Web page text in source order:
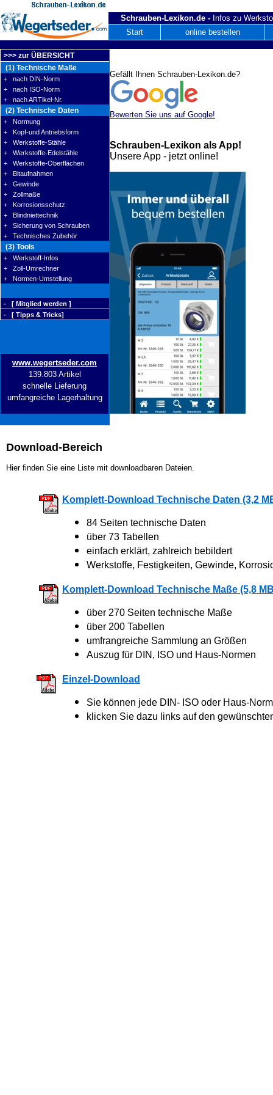
Schrauben-Lexikon.de - Infos zu
Start
online bestellen
>>> zur ÜBERSICHT
(1) Technische Maße
+ nach DIN-Norm
+ nach ISO-Norm
+ nach ARTikel-Nr.
(2) Technische Daten
+ Normung
+ Kopf-und Antriebsform
+ Werkstoffe-Stähle
+ Werkstoffe-Edelstähle
+ Werkstoffe-Oberflächen
+ Bitaufnahmen
+ Gewinde
+ Zollmaße
+ Korrosionsschutz
+ Blindniettechnik
+ Sicherung von Schrauben
+ Technisches Zubehör
(3) Tools
+ Werkstoff-Infos
+ Zoll-Umrechner
+ Normen-Umstellung
- [ Mitglied werden ]
- [ Tipps & Tricks]
www.wegertseder.com
139.803 Artikel
schnelle Lieferung
umfangreiche Lagerhaltung
Download-Bereich
Hier finden Sie eine Liste mit downloadbaren Dateien.
Komplett-Download Technische Daten (3,2
84 Seiten technische Daten
über 73 Tabellen
einfach erklärt, zahlreich bebildert
Werkstoffe, Festigkeiten, Gewinde,
Komplett-Download Technische Maße (5,8
über 270 Seiten technische Maße
über 200 Tabellen
umfrangreiche Sammlung an Größen
Auszug für DIN, ISO und Haus-Normen
Einzel-Download
Sie können jede DIN- ISO oder Haus-
klicken Sie dazu links auf den
Gefällt Ihnen Schrauben-Lexikon.de?
Bewerten Sie uns auf Google!
Schrauben-Lexikon als App!
Unsere App - jetzt online!